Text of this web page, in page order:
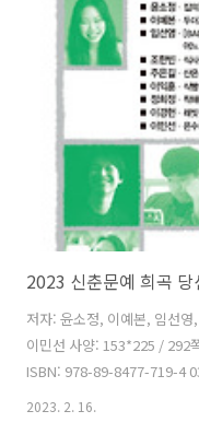
정적 영향, 인간의 무책임한
의식을 담고 있다. 수필 작품
우침, 자연의 의연함, 가족애
현재의 인종차별의 ..
2023 신춘문예 희곡 당
저자: 윤소정, 이예본, 임선
이민선 사양: 153*225 / 292
ISBN: 978-89-8477-719-4
주최한 신춘문예 희곡 부문
2023. 2. 16.